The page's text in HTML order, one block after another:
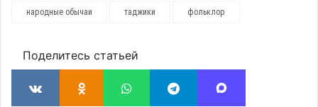
народные обычаи таджики фольклор
Поделитесь статьей